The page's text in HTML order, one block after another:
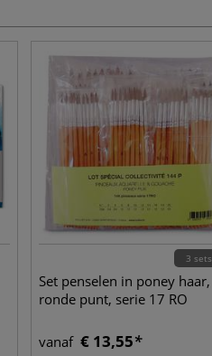
3 sets
Set penselen in poney haar,
ronde punt, serie 17 RO
vanaf € 13,55